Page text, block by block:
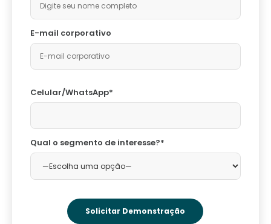
E-mail corporativo
Celular/WhatsApp*
Qual o segmento de interesse?*